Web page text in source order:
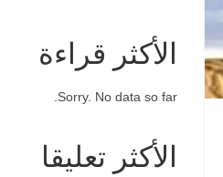
الأكثر قراءة
Sorry. No data so far.
الأكثر تعليقا